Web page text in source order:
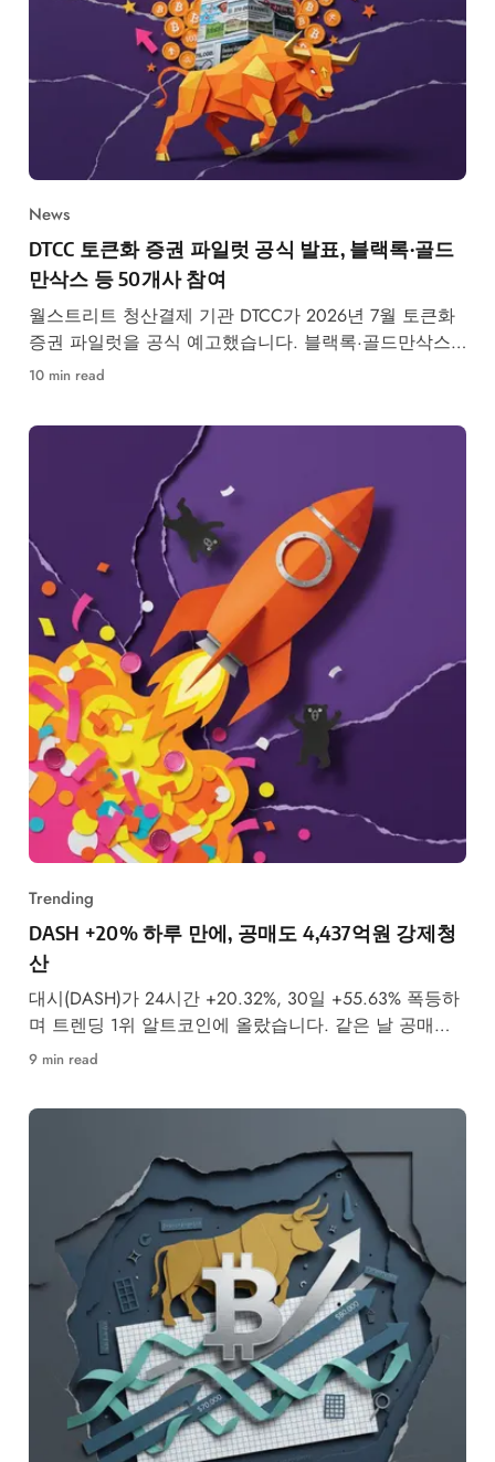
News
DTCC 토큰화 증권 파일럿 공식 발표, 블랙록·골드
만삭스 등 50개사 참여
월스트리트 청산결제 기관 DTCC가 2026년 7월 토큰화
증권 파일럿을 공식 예고했습니다. 블랙록·골드만삭스
등 50개사 참여, RWA 시장 구조 변화가 본격화됩니다.
10 min read
Trending
DASH +20% 하루 만에, 공매도 4,437억원 강제청
산
대시(DASH)가 24시간 +20.32%, 30일 +55.63% 폭등하
며 트렌딩 1위 알트코인에 올랐습니다. 같은 날 공매도
투자자 4,437억원이 강제청산됐습니다.
9 min read